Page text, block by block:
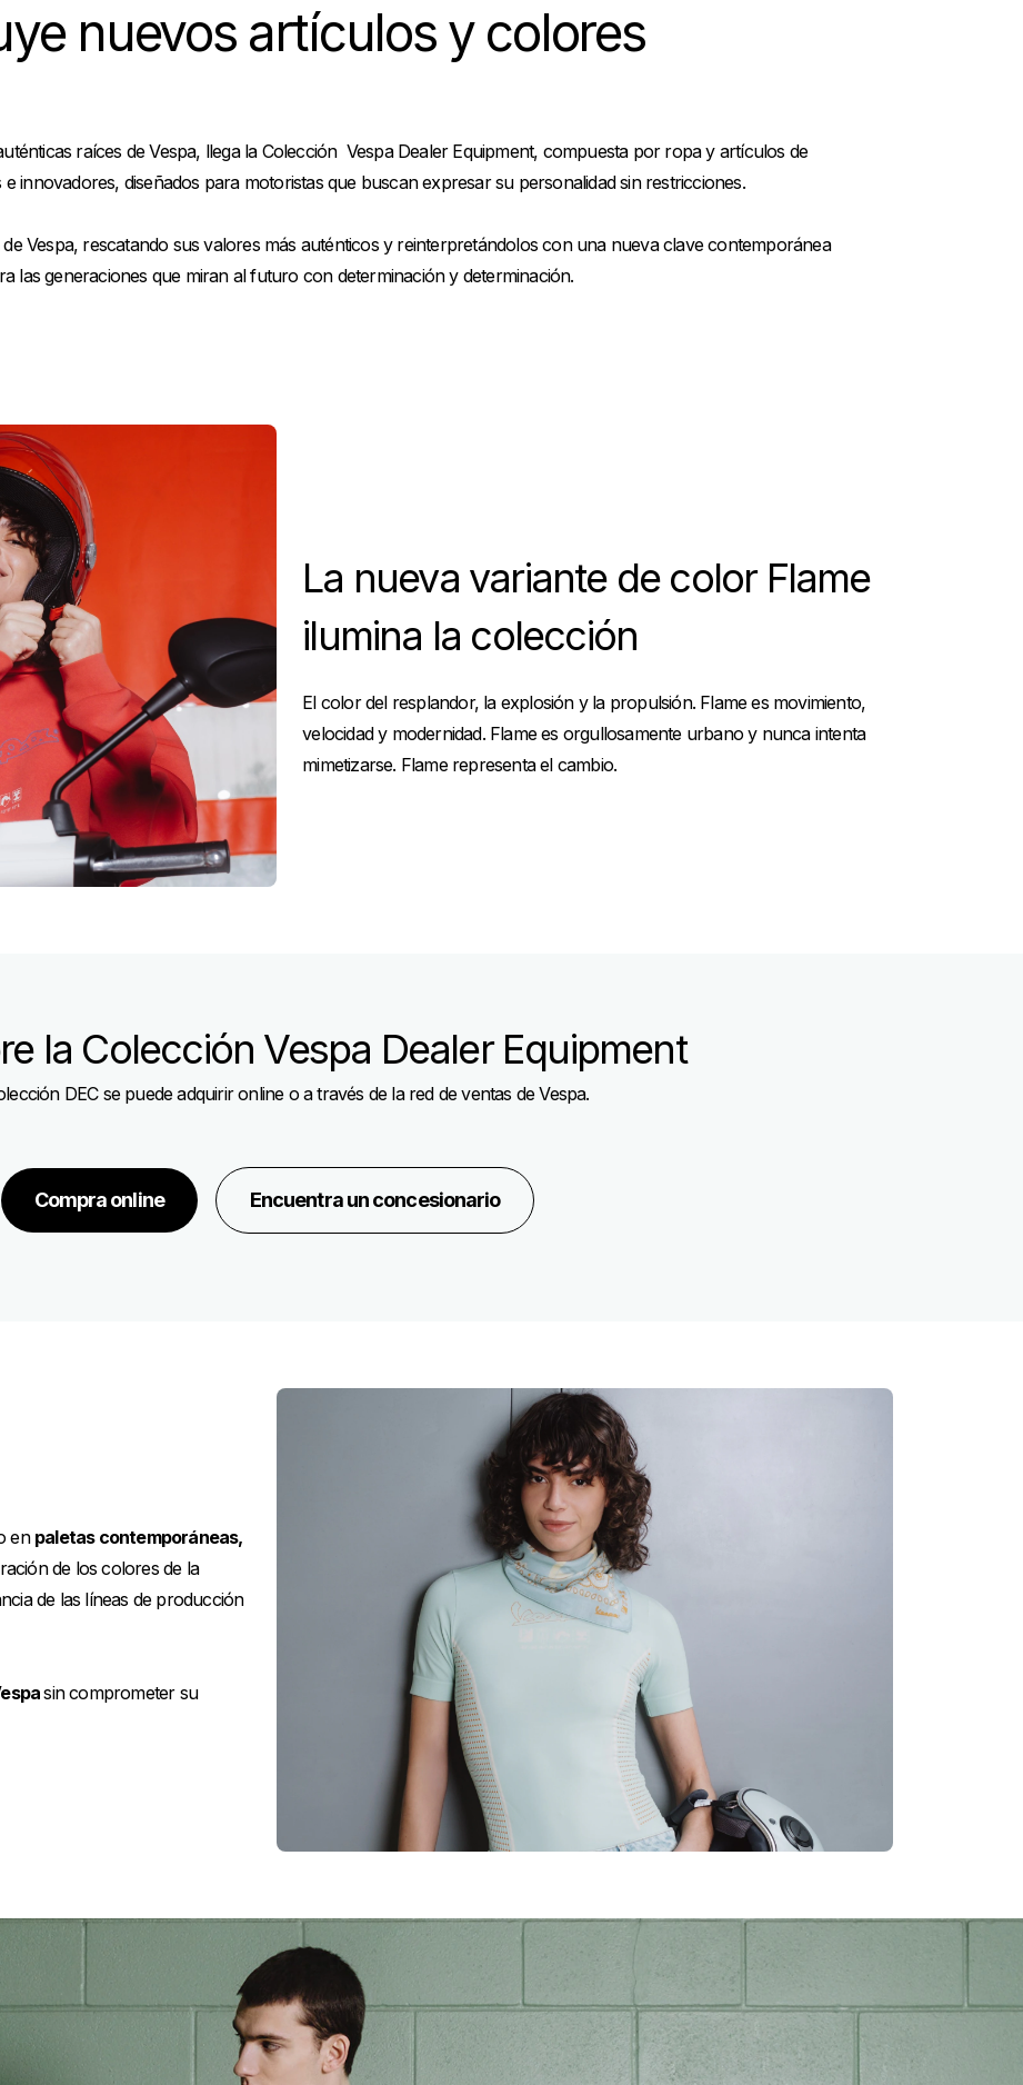
nuevos artículos y colores
raíces de Vespa, llega la Colección Vespa Dealer Equipment, compuesta por ropa y artículos de
innovadores, diseñados para motoristas que buscan expresar su personalidad sin restricciones.
de Vespa, rescatando sus valores más auténticos y reinterpretándolos con una nueva clave contemporánea
las generaciones que miran al futuro con determinación y determinación.
La nueva variante de color Flame
ilumina la colección
El color del resplandor, la explosión y la propulsión. Flame es movimiento,
velocidad y modernidad. Flame es orgullosamente urbano y nunca intenta
mimetizarse. Flame representa el cambio.
la Colección Vespa Dealer Equipment
DEC se puede adquirir online o a través de la red de ventas de Vespa.
Compra online Encuentra un concesionario
en paletas contemporáneas,
de los colores de la
de las líneas de producción
sin comprometer su